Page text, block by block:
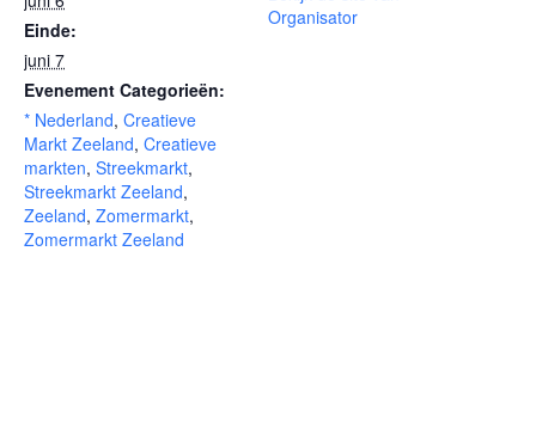
Einde:
juni 7
Evenement Categorieën:
* Nederland, Creatieve
Markt Zeeland, Creatieve
markten, Streekmarkt,
Streekmarkt Zeeland,
Zeeland, Zomermarkt,
Zomermarkt Zeeland
Organisator